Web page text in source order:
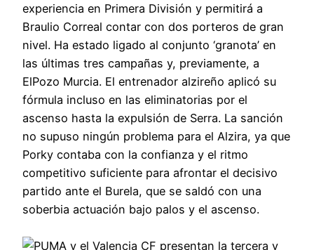
experiencia en Primera División y permitirá a
Braulio Correal contar con dos porteros de gran
nivel. Ha estado ligado al conjunto ‘granota’ en
las últimas tres campañas y, previamente, a
ElPozo Murcia. El entrenador alzireño aplicó su
fórmula incluso en las eliminatorias por el
ascenso hasta la expulsión de Serra. La sanción
no supuso ningún problema para el Alzira, ya que
Porky contaba con la confianza y el ritmo
competitivo suficiente para afrontar el decisivo
partido ante el Burela, que se saldó con una
soberbia actuación bajo palos y el ascenso.